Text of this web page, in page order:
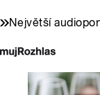
Největší